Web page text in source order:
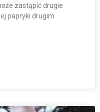
zastąpić drugie
papryki drugim